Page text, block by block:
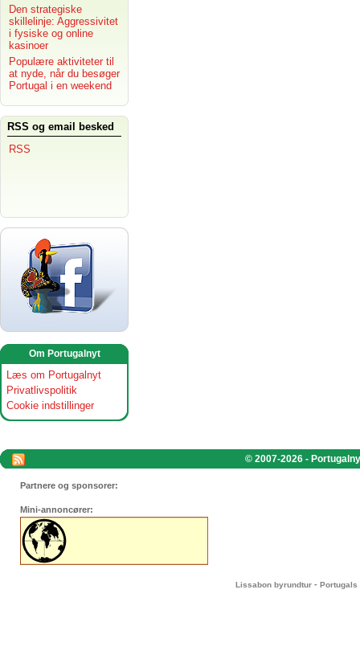
Den strategiske
skillelinje: Aggressivitet
i fysiske og online
kasinoer
Populære aktiviteter til
at nyde, når du besøger
Portugal i en weekend
RSS og email besked
RSS
Om Portugalnyt
Læs om Portugalnyt
Privatlivspolitik
Cookie indstillinger
© 2007-2026 -
Partnere og sponsorer:
Mini-annoncører:
Lissabon byrundtur - Portugals